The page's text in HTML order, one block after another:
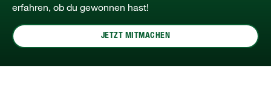
erfahren, ob du gewonnen hast!
JETZT MITMACHEN